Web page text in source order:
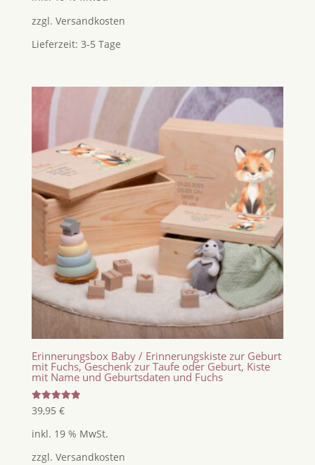
zzgl. Versandkosten
Lieferzeit: 3-5 Tage
Erinnerungsbox Baby / Erinnerungskiste zur Geburt
mit Fuchs, Geschenk zur Taufe oder Geburt, Kiste
mit Name und Geburtsdaten und Fuchs
Bewertet
mit
von 5
39,95 €
inkl. 19 % MwSt.
zzgl. Versandkosten